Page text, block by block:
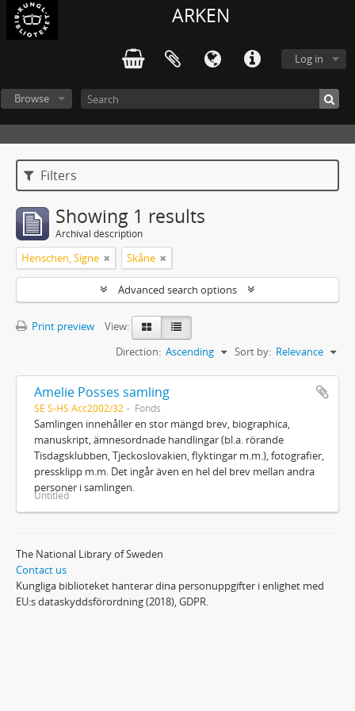
ARKEN
Log in
Browse
Filters
Showing 1 results
Archival description
Henschen, Signe Skåne
Advanced search options
Print preview
View:
Sort by: Relevance
Direction: Ascending
Amelie Posses samling
SE S-HS Acc2002/32 Fonds
Samlingen innehåller en stor mängd brev, biographica,
manuskript, ämnesordnade handlingar (bl.a. rörande
Tisdagsklubben, Tjeckoslovakien, flyktingar m.m.), fotografier,
pressklipp m.m. Det ingår även en hel del brev mellan andra
personer i samlingen.
Untitled
The National Library of Sweden
Contact us
Kungliga biblioteket hanterar dina personuppgifter i enlighet med
EU:s dataskyddsförordning (2018), GDPR.